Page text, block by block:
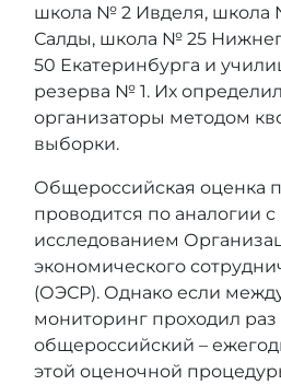
школа № 2 Ивделя, школа
Салды, школа № 25
50 Екатеринбурга и
резерва № 1. Их
организаторы методом
выборки.
Общероссийская оценка
проводится по аналогии
исследованием
экономического
(ОЭСР). Однако если
мониторинг проходил раз
общероссийский –
этой оценочной